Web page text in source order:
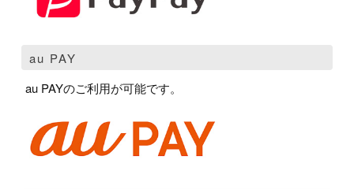
au PAY
au PAYのご利用が可能です。